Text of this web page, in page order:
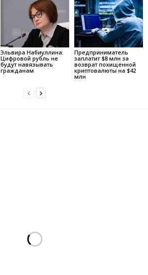
Эльвира Набиуллина:
Цифровой рубль не
будут навязывать
гражданам
Предприниматель
заплатит $8 млн за
возврат похищенной
криптовалюты на $42
млн